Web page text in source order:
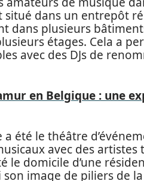
dans un entrepôt
dans plusieurs
étages. Cela a
avec des DJs de
en Belgique : une
été le théâtre
avec des artistes
le domicile d’une
image de piliers de